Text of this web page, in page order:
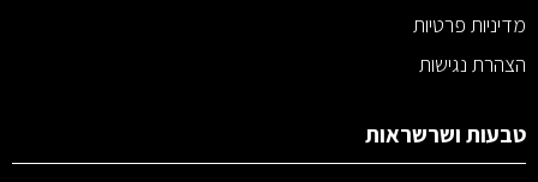
מדיניות פרטיות
הצהרת נגישות
טבעות ושרשראות